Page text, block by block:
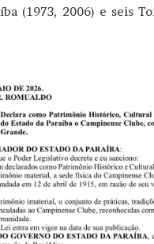
(1973, 2006) e seis